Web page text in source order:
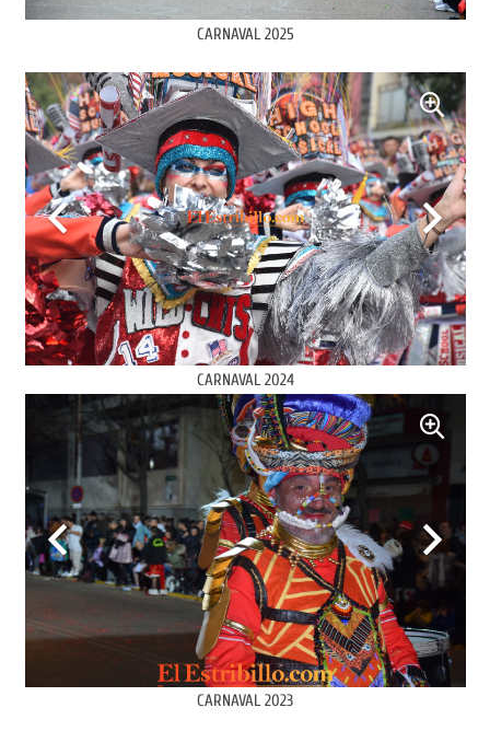
CARNAVAL 2025
CARNAVAL 2024
CARNAVAL 2023